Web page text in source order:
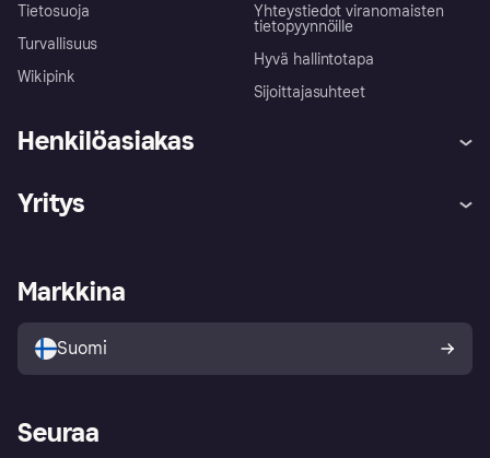
Tietosuoja
Turvallisuus
Wikipink
Yhteystiedot viranomaisten
tietopyynnöille
Hyvä hallintotapa
Sijoittajasuhteet
Henkilöasiakas
Kirjaudu sisään
Tutustu kauppoihin
Ostajan turva
Yritys
Kirjaudu sisään yrityksenä
Markkina
Suomi
Seuraa